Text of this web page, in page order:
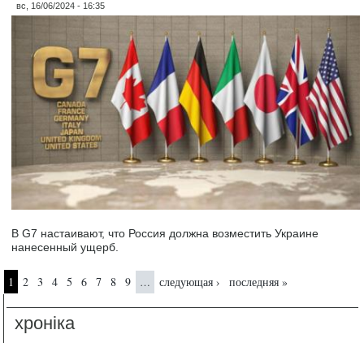
вс, 16/06/2024 - 16:35
В G7 настаивают, что Россия должна возместить Украине
нанесенный ущерб.
Страницы
1 2 3 4 5 6 7 8 9 … следующая › последняя »
хроніка